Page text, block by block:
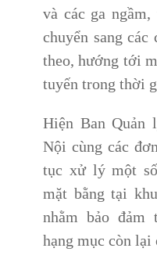
và các ga
chuyển sang
theo, hướng tới
tuyến trong thời
Hiện Ban Quản
Nội cùng các
tục xử lý một
mặt bằng tại
nhằm bảo
hạng mục còn lại